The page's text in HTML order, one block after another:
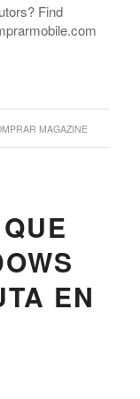
Find
MAGAZINE
EN